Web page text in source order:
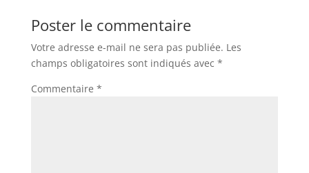
Poster le commentaire
Votre adresse e-mail ne sera pas publiée. Les
champs obligatoires sont indiqués avec *
Commentaire *